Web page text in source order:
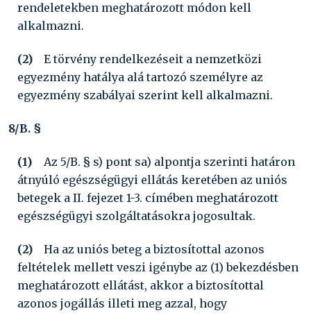
rendeletekben meghatározott módon kell
alkalmazni.
(2)
E törvény rendelkezéseit a nemzetközi
egyezmény hatálya alá tartozó személyre az
egyezmény szabályai szerint kell alkalmazni.
8/B. §
(1) Az 5/B. § s) pont sa) alpontja szerinti határon
átnyúló egészségügyi ellátás keretében az uniós
betegek a II. fejezet 1-3. címében meghatározott
egészségügyi szolgáltatásokra jogosultak.
(2)
Ha az uniós beteg a biztosítottal azonos
feltételek mellett veszi igénybe az (1) bekezdésben
meghatározott ellátást, akkor a biztosítottal
azonos jogállás illeti meg azzal, hogy